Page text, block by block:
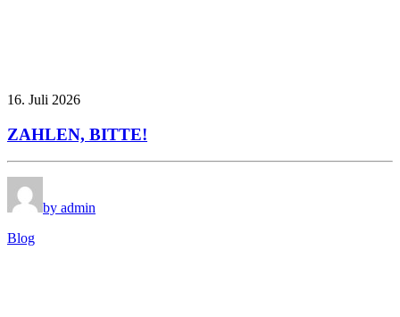
16. Juli 2026
ZAHLEN, BITTE!
by admin
Blog